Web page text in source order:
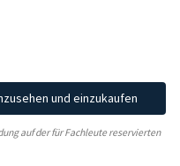
und einzukaufen
auf der für Fachleute reservierten